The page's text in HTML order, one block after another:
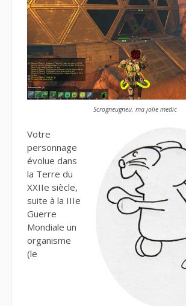
Scrogneugneu, ma jolie medic
Votre
personnage
évolue dans
la Terre du
XXIIe siècle,
suite à la IIIe
Guerre
Mondiale un
organisme
(le